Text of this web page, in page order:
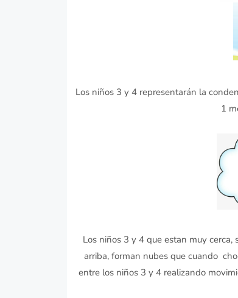
Los niños 3 y 4 representarán la
1
Los niños 3 y 4 que estan muy
arriba, forman nubes que cuando
entre los niños 3 y 4 realizando